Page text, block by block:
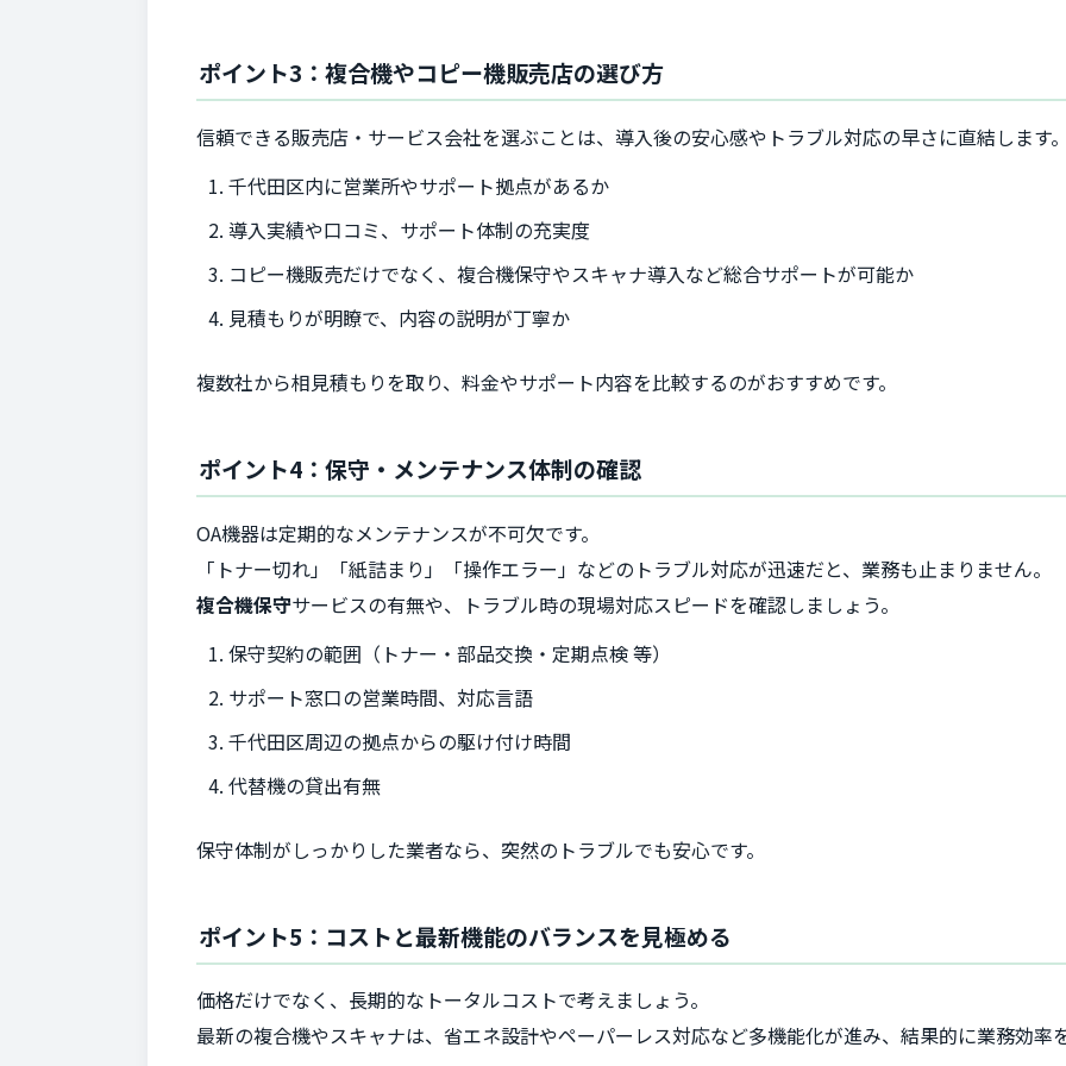
ポイント3：複合機やコピー機販売店の選び方
信頼できる販売店・サービス会社を選ぶことは、導入後の安心感やトラブル対応の早さに直結します
千代田区内に営業所やサポート拠点があるか
導入実績や口コミ、サポート体制の充実度
コピー機販売だけでなく、複合機保守やスキャナ導入など総合サポートが可能か
見積もりが明瞭で、内容の説明が丁寧か
複数社から相見積もりを取り、料金やサポート内容を比較するのがおすすめです。
ポイント4：保守・メンテナンス体制の確認
OA機器は定期的なメンテナンスが不可欠です。
「トナー切れ」「紙詰まり」「操作エラー」などのトラブル対応が迅速だと、業務も止まりません。
複合機保守サービスの有無や、トラブル時の現場対応スピードを確認しましょう。
保守契約の範囲（トナー・部品交換・定期点検 等）
サポート窓口の営業時間、対応言語
千代田区周辺の拠点からの駆け付け時間
代替機の貸出有無
保守体制がしっかりした業者なら、突然のトラブルでも安心です。
ポイント5：コストと最新機能のバランスを見極める
価格だけでなく、長期的なトータルコストで考えましょう。
最新の複合機やスキャナは、省エネ設計やペーパーレス対応など多機能化が進み、結果的に業務効率